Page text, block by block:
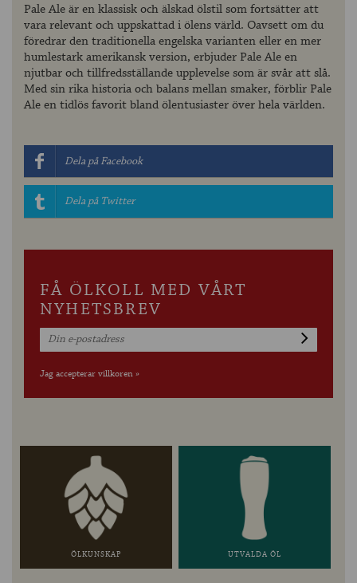
Pale Ale är en klassisk och älskad ölstil som fortsätter att
vara relevant och uppskattad i ölens värld. Oavsett om du
föredrar den traditionella engelska varianten eller en mer
humlestark amerikansk version, erbjuder Pale Ale en
njutbar och tillfredsställande upplevelse som är svår att slå.
Med sin rika historia och balans mellan smaker, förblir Pale
Ale en tidlös favorit bland ölentusiaster över hela världen.
Dela på Facebook
Dela på Twitter
FÅ ÖLKOLL MED VÅRT
NYHETSBREV
Jag accepterar villkoren »
ÖLKUNSKAP UTVALDA ÖL